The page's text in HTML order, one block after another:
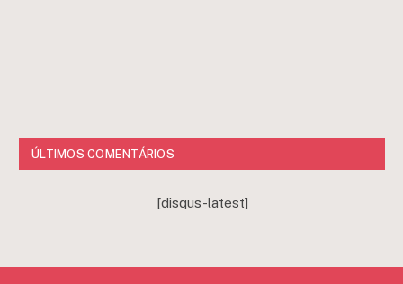
ÚLTIMOS COMENTÁRIOS
[disqus-latest]